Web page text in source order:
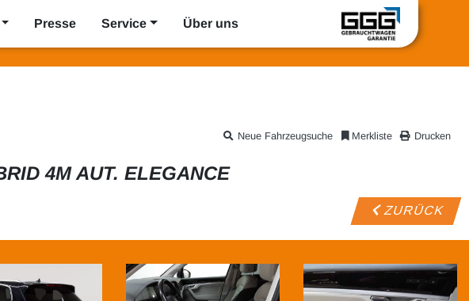
Presse Service Über uns
Drucken
Merkliste
Neue Fahrzeugsuche
4M AUT. ELEGANCE
ZURÜCK